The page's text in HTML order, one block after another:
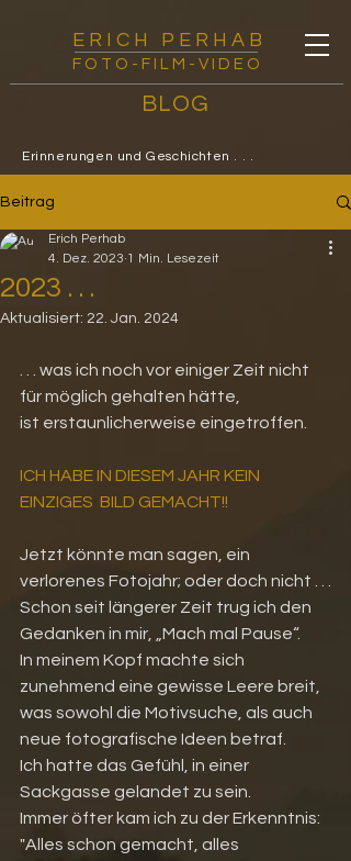
FOTO-FILM-VIDEO
E R I C H P E R H A B
BLOG
Erinnerungen und Geschichten . . .
Beitrag
2023 . . .
Erich Perhab
4. Dez. 2023 1 Min. Lesezeit
Aktualisiert: 22. Jan. 2024
. . . was ich noch vor einiger Zeit nicht
für möglich gehalten hätte,
ist erstaunlicherweise eingetroffen.
ICH HABE IN DIESEM JAHR KEIN
EINZIGES  BILD GEMACHT!!
Jetzt könnte man sagen, ein
verlorenes Fotojahr; oder doch nicht . . .
Schon seit längerer Zeit trug ich den
Gedanken in mir, „Mach mal Pause“.
In meinem Kopf machte sich
zunehmend eine gewisse Leere breit,
was sowohl die Motivsuche, als auch
neue fotografische Ideen betraf.
Ich hatte das Gefühl, in einer
Sackgasse gelandet zu sein.
Immer öfter kam ich zu der Erkenntnis:
"Alles schon gemacht, alles